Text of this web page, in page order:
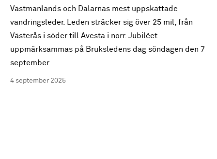
Västmanlands och Dalarnas mest uppskattade
vandringsleder. Leden sträcker sig över 25 mil, från
Västerås i söder till Avesta i norr. Jubiléet
uppmärksammas på Bruksledens dag söndagen den 7
september.
4 september 2025